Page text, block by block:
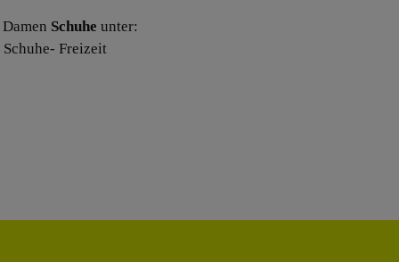
Schuhe unter:
Schuhe- Freizeit